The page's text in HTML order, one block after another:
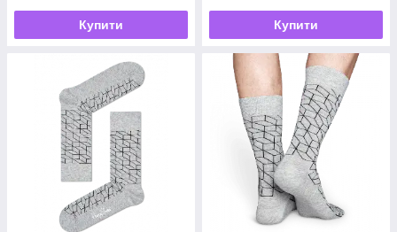
Купити Купити